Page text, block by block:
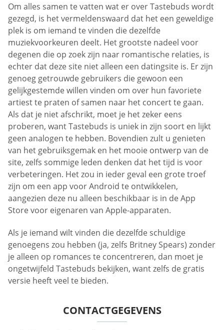
Om alles samen te vatten wat er over Tastebuds wordt
gezegd, is het vermeldenswaard dat het een geweldige
plek is om iemand te vinden die dezelfde
muziekvoorkeuren deelt. Het grootste nadeel voor
degenen die op zoek zijn naar romantische relaties, is
echter dat deze site niet alleen een datingsite is. Er zijn
genoeg getrouwde gebruikers die gewoon een
gelijkgestemde willen vinden om over hun favoriete
artiest te praten of samen naar het concert te gaan.
Als dat je niet afschrikt, moet je het zeker eens
proberen, want Tastebuds is uniek in zijn soort en lijkt
geen analogen te hebben. Bovendien zult u genieten
van het gebruiksgemak en het mooie ontwerp van de
site, zelfs sommige leden denken dat het tijd is voor
verbeteringen. Het zou in ieder geval een grote troef
zijn om een app voor Android te ontwikkelen,
aangezien deze nu alleen beschikbaar is in de App
Store voor eigenaren van Apple-apparaten.
Als je iemand wilt vinden die dezelfde schuldige
genoegens zou hebben (ja, zelfs Britney Spears) zonder
je alleen op romances te concentreren, dan moet je
ongetwijfeld Tastebuds bekijken, want zelfs de gratis
versie heeft veel te bieden.
CONTACTGEGEVENS